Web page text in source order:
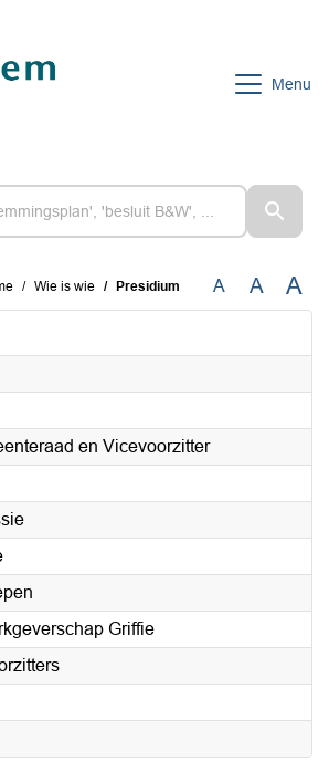
Menu
Wie is wie Presidium A A A
en Vicevoorzitter
Griffie